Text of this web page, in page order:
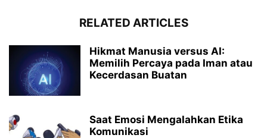
RELATED ARTICLES
Hikmat Manusia versus AI:
Memilih Percaya pada Iman atau
Kecerdasan Buatan
Saat Emosi Mengalahkan Etika
Komunikasi